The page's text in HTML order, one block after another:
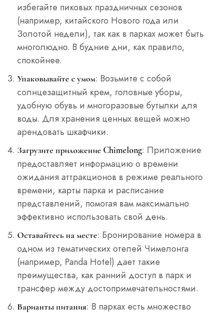
избегайте пиковых праздничных сезонов
(например, китайского Нового года или
Золотой недели), так как в парках может быть
многолюдно. В будние дни, как правило,
спокойнее.
Упаковывайте с умом: Возьмите с собой
солнцезащитный крем, головные уборы,
удобную обувь и многоразовые бутылки для
воды. Для хранения ценных вещей можно
арендовать шкафчики.
Загрузите приложение Chimelong: Приложение
предоставляет информацию о времени
ожидания аттракционов в режиме реального
времени, карты парка и расписание
представлений, помогая вам максимально
эффективно использовать свой день.
Оставайтесь на месте: Бронирование номера в
одном из тематических отелей Чимелонга
(например, Panda Hotel) дает такие
преимущества, как ранний доступ в парк и
трансфер между достопримечательностями.
Варианты питания: В парках есть множество